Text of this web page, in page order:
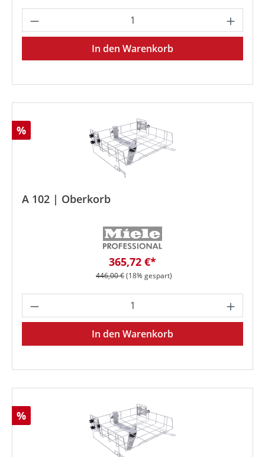
Produkt Anzahl: Gib den
In den Warenkorb
Rabatt
%
A 102 | Oberkorb
Verkaufspreis:
365,72 €*
Regulärer Preis:
446,00 €(18% gespart)
Produkt Anzahl: Gib den
In den Warenkorb
Rabatt
%